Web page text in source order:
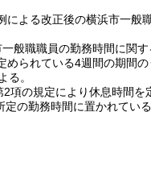
よる改正後の横浜市一般
般職職員の勤務時間に関す
られている4週間の期間
る。
項の規定により休息時間
の勤務時間に置かれてい